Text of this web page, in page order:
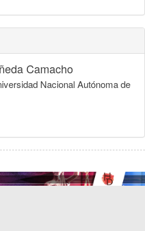
Camacho
Nacional Autónoma de